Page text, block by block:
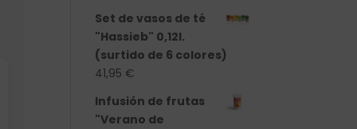
Set de vasos de té
"Hassieb" 0,12l.
(surtido de 6 colores)
41,95 €
Infusión de frutas
"Verano de